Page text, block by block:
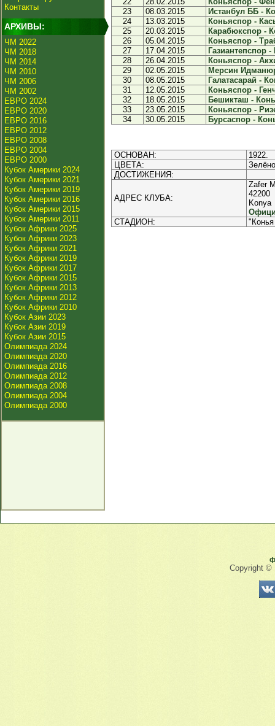
Контакты
АРХИВЫ:
ЧМ 2022
ЧМ 2018
ЧМ 2014
ЧМ 2010
ЧМ 2006
ЧМ 2002
ЕВРО 2024
ЕВРО 2020
ЕВРО 2016
ЕВРО 2012
ЕВРО 2008
ЕВРО 2004
ЕВРО 2000
Кубок Америки 2024
Кубок Америки 2021
Кубок Америки 2019
Кубок Америки 2016
Кубок Америки 2015
Кубок Америки 2011
Кубок Африки 2025
Кубок Африки 2023
Кубок Африки 2021
Кубок Африки 2019
Кубок Африки 2017
Кубок Африки 2015
Кубок Африки 2013
Кубок Африки 2012
Кубок Африки 2010
Кубок Азии 2023
Кубок Азии 2019
Кубок Азии 2015
Олимпиада 2024
Олимпиада 2020
Олимпиада 2016
Олимпиада 2012
Олимпиада 2008
Олимпиада 2004
Олимпиада 2000
23
08.03.2015
Истанбул ББ -
24
13.03.2015
Коньяспор -
25
20.03.2015
Карабюкспор -
26
05.04.2015
Коньяспор -
27
17.04.2015
Газиантепспор
28
26.04.2015
Коньяспор -
29
02.05.2015
Мерсин
30
08.05.2015
Галатасарай -
31
12.05.2015
Коньяспор -
32
18.05.2015
Бешикташ -
33
23.05.2015
Коньяспор -
34
30.05.2015 Бурсаспор -
ОСНОВАН:
1922.
ЦВЕТА:
ДОСТИЖЕНИЯ:
АДРЕС КЛУБА:
Zafer
42200
Konya
СТАДИОН:
Copyright ©